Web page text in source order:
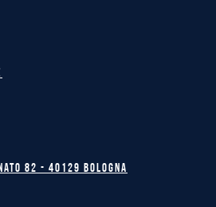
82 - 40129 BOLOGNA